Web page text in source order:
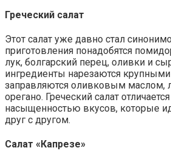
Греческий салат
Этот салат уже давно стал
приготовления понадобятся
лук, болгарский перец, оливки и
ингредиенты нарезаются
заправляются оливковым
орегано. Греческий салат
насыщенностью вкусов, которые
друг с другом.
Салат «Капрезе»